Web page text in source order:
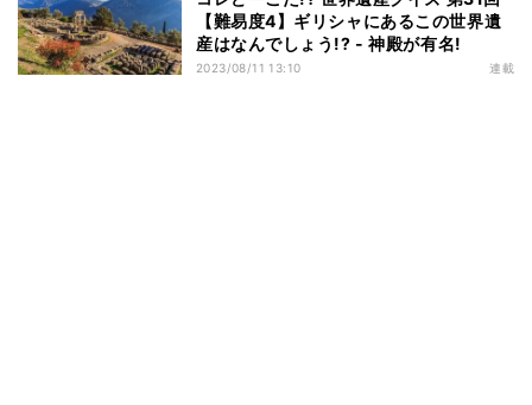
【難易度4】ギリシャにあるこの世界遺
産はなんでしょう!? - 神殿が有名!
2023/08/11 13:10 連載